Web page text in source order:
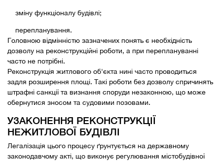
зміну функціоналу будівлі;
перепланування.
Головною відмінністю зазначених понять є необхідність
дозволу на реконструкційні роботи, а при переплануванні
часто не потрібні.
Реконструкція житлового об'єкта нині часто проводиться
задля розширення площі. Такі роботи без дозволу спричинять
штрафні санкції та визнання споруди незаконною, що може
обернутися зносом та судовими позовами.
УЗАКОНЕННЯ РЕКОНСТРУКЦІЇ
НЕЖИТЛОВОЇ БУДІВЛІ
Легалізація цього процесу ґрунтується на державному
законодавчому акті, що виконує регулювання містобудівної